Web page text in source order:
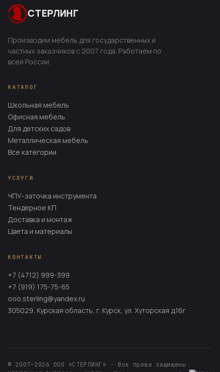
СТЕРЛИНГ
Производим мебель для государственных и
частных заказчиков с 2007 года. Работаем по
всей России.
КАТАЛОГ
Школьная мебель
Офисная мебель
Для детских садов
Металлическая мебель
Все категории
УСЛУГИ
ЧПУ-заточка инструмента
Тендерное КП
Доставка и монтаж
Цвета и материалы
КОНТАКТЫ
+7 (4712) 999-399
+7 (919) 175-75-65
ooo.sterling@yandex.ru
305029, Курская область, г. Курск, ул. Хуторская д.16г
© 2007–2026 ООО «СТЕРЛИНГ» · Все права защищены